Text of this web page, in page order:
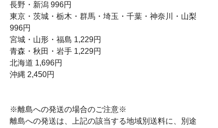
長野・新潟 996円
東京・茨城・栃木・群馬・埼玉・千葉・神奈川・山梨
996円
宮城・山形・福島 1,229円
青森・秋田・岩手 1,229円
北海道 1,696円
沖縄 2,450円
※離島への発送の場合のご注意※
離島への発送は、上記の該当する地域別送料に、別途